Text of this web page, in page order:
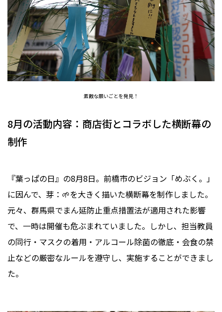
素敵な願いごとを発見！
8月の活動内容：商店街とコラボした横断幕の
制作
『葉っぱの日』の8月8日。前橋市のビジョン「めぶく。」
に因んで、芽：🌱を大きく描いた横断幕を制作しました。
元々、群馬県でまん延防止重点措置法が適用された影響
で、一時は開催も危ぶまれていました。しかし、担当教員
の同行・マスクの着用・アルコール除菌の徹底・会食の禁
止などの厳密なルールを遵守し、実施することができまし
た。